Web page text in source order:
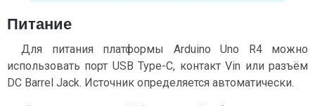
Питание
Для питания платформы Arduino Uno R4 можно
использовать порт USB Type-C, контакт Vin или разъём
DC Barrel Jack. Источник определяется автоматически.